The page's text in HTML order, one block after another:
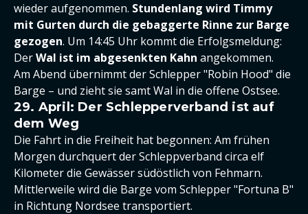
wieder aufgenommen. Stundenlang wird Timmy
mit Gurten durch die gebaggerte Rinne zur Barge
gezogen. Um 14:45 Uhr kommt die Erfolgsmeldung:
DerWal ist im abgesenkten Kahn angekommen.
Am Abend übernimmt der Schlepper "Robin Hood" die
Barge – und zieht sie samt Wal in die offene Ostsee.
29. April: Der Schlepperverband ist auf
dem Weg
Die Fahrt in die Freiheit hat begonnen: Am frühen
Morgen durchquert der Schleppverband circa elf
Kilometer die Gewässer südöstlich von Fehmarn.
Mittlerweile wird die Barge vom Schlepper "Fortuna B"
in Richtung Nordsee transportiert.